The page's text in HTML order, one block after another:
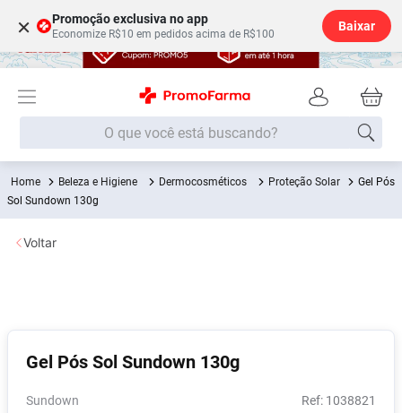
× Promoção exclusiva no app
Economize R$10 em pedidos acima de R$100
Baixar
O que você está buscando?
Beleza e Higiene Dermocosméticos Proteção Solar
Gel Pós
Sol Sundown 130g
Gel Pós Sol Sundown 130g
Sundown : 1038821
Voltar
Termos mais buscados
1º Fralda
2
6º Shampoo
7º Desodorante